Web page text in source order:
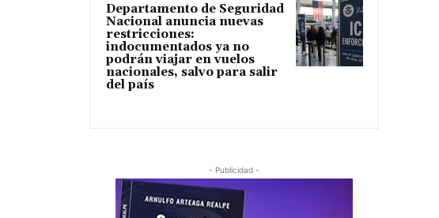
Departamento de Seguridad
Nacional anuncia nuevas
restricciones:
indocumentados ya no
podrán viajar en vuelos
nacionales, salvo para salir
del país
- Publicidad -